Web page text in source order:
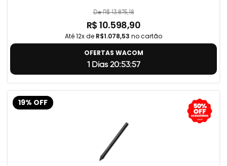
De R$ 13.875,18
R$ 10.598,90
Até 12x de R$1.078,53 no cartão
OFERTAS WACOM
1 Dias 20:53:56
19% OFF